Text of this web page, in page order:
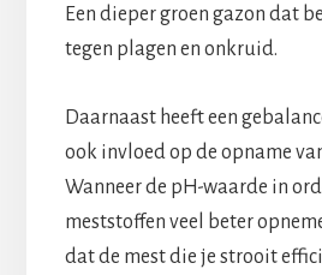
Een dieper groen gazon dat
tegen plagen en onkruid.
Daarnaast heeft een
ook invloed op de opname
Wanneer de pH-waarde in
meststoffen veel beter
dat de mest die je strooit